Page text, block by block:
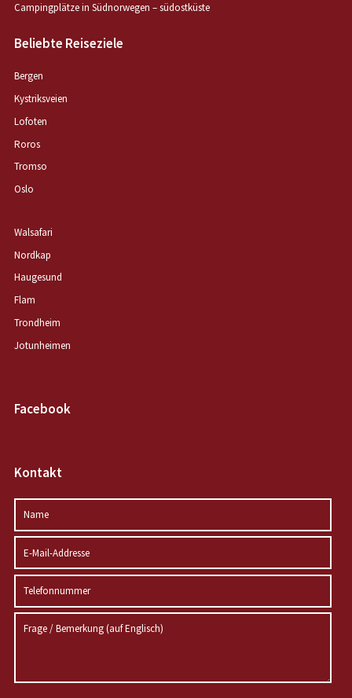
Campingplätze in Südnorwegen – südostküste
Beliebte Reiseziele
Bergen
Kystriksveien
Lofoten
Roros
Tromso
Oslo
Walsafari
Nordkap
Haugesund
Flam
Trondheim
Jotunheimen
Facebook
Kontakt